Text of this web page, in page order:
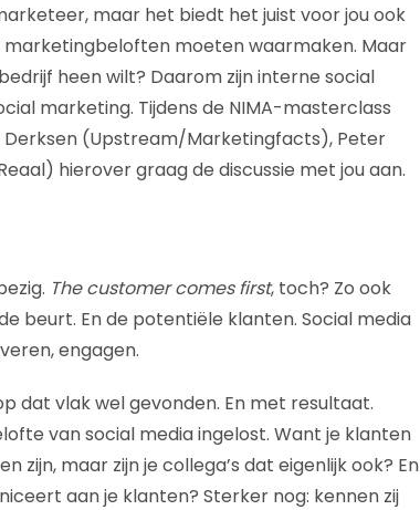
maar het biedt het juist voor jou ook
marketingbeloften moeten waarmaken. Maar
heen wilt? Daarom zijn interne social
marketing. Tijdens de NIMA-masterclass
Derksen (Upstream/Marketingfacts), Peter
hierover graag de discussie met jou aan.
The customer comes first, toch? Zo ook
beurt. En de potentiële klanten. Social media
engagen.
dat vlak wel gevonden. En met resultaat.
van social media ingelost. Want je klanten
zijn, maar zijn je collega’s dat eigenlijk ook? En
aan je klanten? Sterker nog: kennen zij